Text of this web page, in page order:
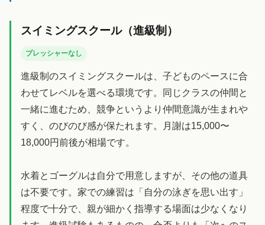
スイミングスクール（進級制）
プレッシャーなし
進級制のスイミングスクールは、子どものペースに合
わせてレベルを選べる環境です。同じクラスの仲間と
一緒に進むため、競争というより仲間意識が生まれや
すく、のびのび感が保たれます。月謝は15,000〜
18,000円前後が相場です。
水着とゴーグルは自分で用意しますが、その他の道具
は不要です。家での練習は「自分の泳ぎを思い出す」
程度で十分で、親が細かく指導する場面は少なくなり